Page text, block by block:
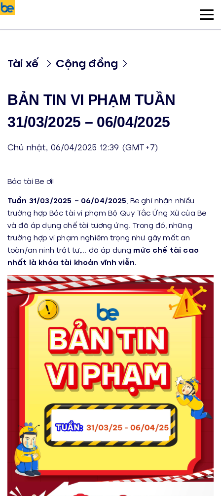
Tài xế Cộng đồng
BẢN TIN VI PHẠM TUẦN
31/03/2025 – 06/04/2025
Chủ nhật, 06/04/2025 12:39 (GMT+7)
Bác tài Be ơi!
Tuần 31/03/2025 – 06/04/2025 , Be ghi nhận nhiều
trường hợp Bác tài vi phạm Bộ Quy Tắc Ứng Xử của Be
và đã áp dụng chế tài tương ứng. Trong đó, những
trường hợp vi phạm nghiêm trọng như gây mất an
toàn/an ninh trật tự,… đã áp dụng mức chế tài cao
nhất là khóa tài khoản vĩnh viễn.